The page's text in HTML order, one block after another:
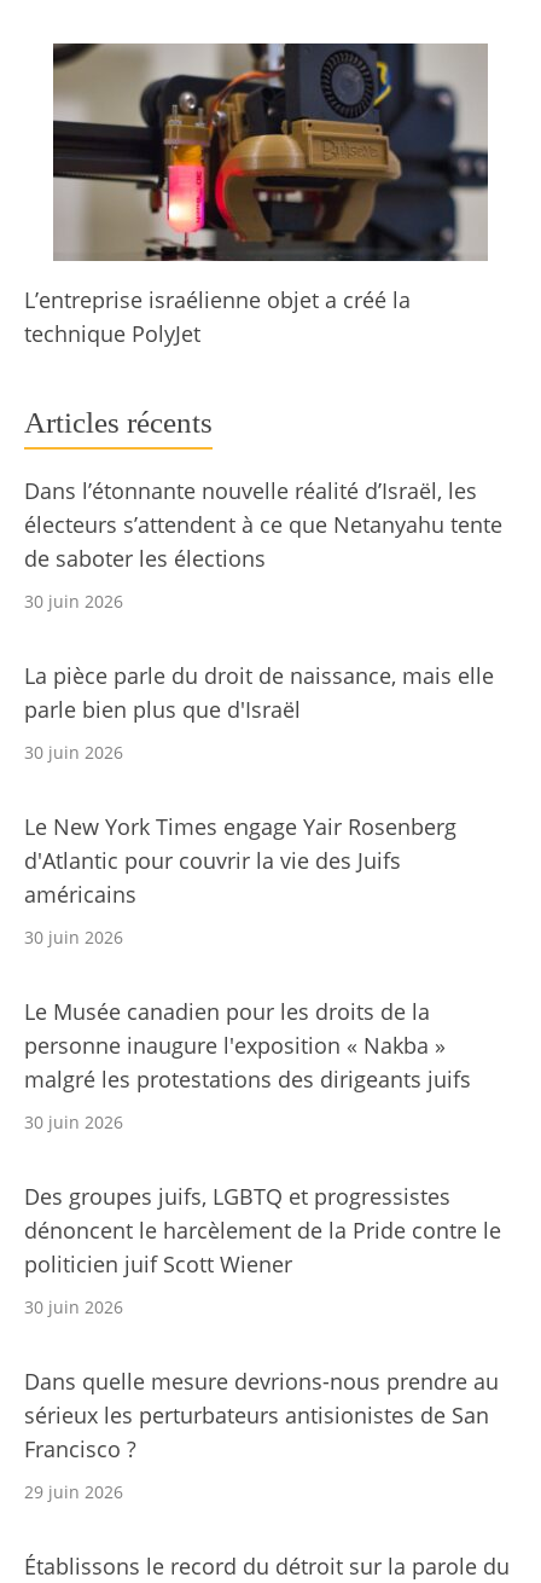
L’entreprise israélienne objet a créé la
technique PolyJet
Articles récents
Dans l’étonnante nouvelle réalité d’Israël, les
électeurs s’attendent à ce que Netanyahu tente
de saboter les élections
30 juin 2026
La pièce parle du droit de naissance, mais elle
parle bien plus que d'Israël
30 juin 2026
Le New York Times engage Yair Rosenberg
d'Atlantic pour couvrir la vie des Juifs
américains
30 juin 2026
Le Musée canadien pour les droits de la
personne inaugure l'exposition « Nakba »
malgré les protestations des dirigeants juifs
30 juin 2026
Des groupes juifs, LGBTQ et progressistes
dénoncent le harcèlement de la Pride contre le
politicien juif Scott Wiener
30 juin 2026
Dans quelle mesure devrions-nous prendre au
sérieux les perturbateurs antisionistes de San
Francisco ?
29 juin 2026
Établissons le record du détroit sur la parole du